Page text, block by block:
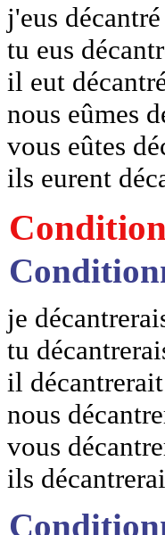
j'eus décantré
tu eus
il eut
nous eûmes
vous eûtes
ils eurent
je
tu
il décantrerait
nous
vous
ils